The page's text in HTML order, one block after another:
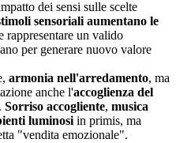
dei sensi sulle scelte
sensoriali aumentano le
rappresentare un valido
per generare nuovo valore
armonia nell'arredamento, ma
anche l'accoglienza del
. Sorriso accogliente, musica
luminosi in primis, ma
"vendita emozionale".